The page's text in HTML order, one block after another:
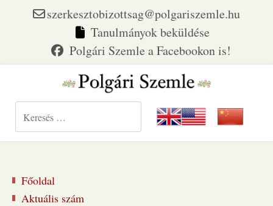
szerkesztobizottsag@polgariszemle.hu
Tanulmányok beküldése
Főoldal
Aktuális szám